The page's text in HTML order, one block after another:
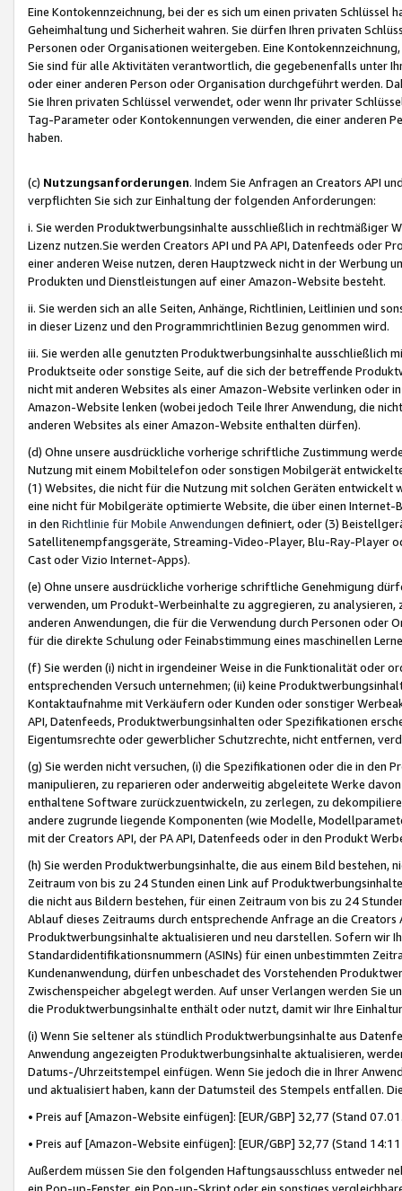
Eine Kontokennzeichnung, bei der es sich um einen privaten
Geheimhaltung und Sicherheit wahren. Sie dürfen Ihren privaten
Personen oder Organisationen weitergeben. Eine
Sie sind für alle Aktivitäten verantwortlich, die gegebenenfalls unter
oder einer anderen Person oder Organisation durchgeführt werden.
Sie Ihren privaten Schlüssel verwendet, oder wenn Ihr privater
Tag-Parameter oder Kontokennungen verwenden, die einer anderen
haben.
(c) Nutzungsanforderungen. Indem Sie Anfragen an Creators API
verpflichten Sie sich zur Einhaltung der folgenden Anforderungen:
i. Sie werden Produktwerbungsinhalte ausschließlich in rechtmäßiger
Lizenz nutzen.Sie werden Creators API und PA API, Datenfeeds oder
einer anderen Weise nutzen, deren Hauptzweck nicht in der Werbung
Produkten und Dienstleistungen auf einer Amazon-Website besteht.
ii. Sie werden sich an alle Seiten, Anhänge, Richtlinien, Leitlinien und
in dieser Lizenz und den Programmrichtlinien Bezug genommen wird.
iii. Sie werden alle genutzten Produktwerbungsinhalte ausschließlich
Produktseite oder sonstige Seite, auf die sich der betreffende
nicht mit anderen Websites als einer Amazon-Website verlinken oder
Amazon-Website lenken (wobei jedoch Teile Ihrer Anwendung, die
anderen Websites als einer Amazon-Website enthalten dürfen).
(d) Ohne unsere ausdrückliche vorherige schriftliche Zustimmung
Nutzung mit einem Mobiltelefon oder sonstigen Mobilgerät
(1) Websites, die nicht für die Nutzung mit solchen Geräten
eine nicht für Mobilgeräte optimierte Website, die über einen
in den Richtlinie für Mobile Anwendungen definiert, oder (3)
Satellitenempfangsgeräte, Streaming-Video-Player, Blu-Ray-Player
Cast oder Vizio Internet-Apps).
(e) Ohne unsere ausdrückliche vorherige schriftliche Genehmigung
verwenden, um Produkt-Werbeinhalte zu aggregieren, zu
anderen Anwendungen, die für die Verwendung durch Personen
für die direkte Schulung oder Feinabstimmung eines maschinellen
(f) Sie werden (i) nicht in irgendeiner Weise in die Funktionalität oder
entsprechenden Versuch unternehmen; (ii) keine
Kontaktaufnahme mit Verkäufern oder Kunden oder sonstiger
API, Datenfeeds, Produktwerbungsinhalten oder Spezifikationen
Eigentumsrechte oder gewerblicher Schutzrechte, nicht entfernen,
(g) Sie werden nicht versuchen, (i) die Spezifikationen oder die in
manipulieren, zu reparieren oder anderweitig abgeleitete Werke
enthaltene Software zurückzuentwickeln, zu zerlegen, zu
andere zugrunde liegende Komponenten (wie Modelle,
mit der Creators API, der PA API, Datenfeeds oder in den Produkt
(h) Sie werden Produktwerbungsinhalte, die aus einem Bild bestehen,
Zeitraum von bis zu 24 Stunden einen Link auf
die nicht aus Bildern bestehen, für einen Zeitraum von bis zu 24
Ablauf dieses Zeitraums durch entsprechende Anfrage an die
Produktwerbungsinhalte aktualisieren und neu darstellen. Sofern wir
Standardidentifikationsnummern (ASINs) für einen unbestimmten
Kundenanwendung, dürfen unbeschadet des Vorstehenden
Zwischenspeicher abgelegt werden. Auf unser Verlangen werden Sie
die Produktwerbungsinhalte enthält oder nutzt, damit wir Ihre
(i) Wenn Sie seltener als stündlich Produktwerbungsinhalte aus
Anwendung angezeigten Produktwerbungsinhalte aktualisieren,
Datums-/Uhrzeitstempel einfügen. Wenn Sie jedoch die in Ihrer
und aktualisiert haben, kann der Datumsteil des Stempels entfallen.
• Preis auf [Amazon-Website einfügen]: [EUR/GBP] 32,77 (Stand
• Preis auf [Amazon-Website einfügen]: [EUR/GBP] 32,77 (Stand
Außerdem müssen Sie den folgenden Haftungsausschluss entweder
ein Pop-up-Fenster, ein Pop-up-Skript oder ein sonstiges